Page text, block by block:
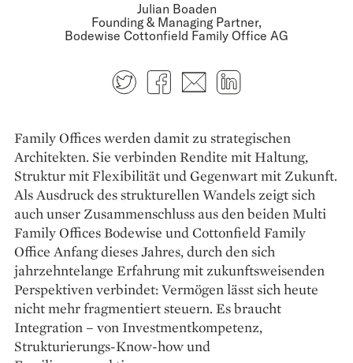
Julian Boaden
Founding & Managing Partner,
Bodewise Cottonfield Family Office AG
TwitterFacebook
E-mail
Family Offices werden damit zu strategischen
Architekten. Sie verbinden Rendite mit Haltung,
Struktur mit Flexibilität und Gegenwart mit Zukunft.
Als Ausdruck des strukturellen Wandels zeigt sich
auch unser Zusammenschluss aus den beiden Multi
Family Offices Bodewise und Cottonfield Family
Office Anfang dieses Jahres, durch den sich
jahrzehntelange Erfahrung mit zukunftsweisenden
Perspektiven verbindet: Ver­mögen lässt sich heute
nicht mehr fragmentiert steuern. Es braucht
Integration – von Investmentkompetenz,
Strukturierungs-Know-how und